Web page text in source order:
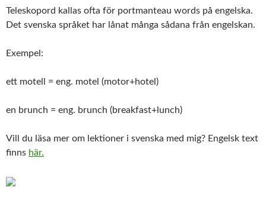
Teleskopord kallas ofta för portmanteau words på engelska.
Det svenska språket har lånat många sådana från engelskan.
Exempel:
ett motell = eng. motel (motor+hotel)
en brunch = eng. brunch (breakfast+lunch)
Vill du läsa mer om lektioner i svenska med mig? Engelsk text
finns här.